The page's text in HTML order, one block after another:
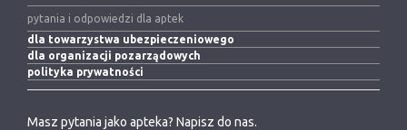
pytania i odpowiedzi dla aptek
dla towarzystwa ubezpieczeniowego
dla organizacji pozarządowych
polityka prywatności
Masz pytania jako apteka? Napisz do nas.